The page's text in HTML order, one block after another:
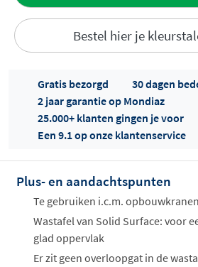
Bestel hier je
Offertes
Gratis bezorgd
30 dagen
2 jaar garantie op Mondiaz
25.000+ klanten gingen je voor
Een 9.1 op onze klantenservice
Plus- en aandachtspunten
Te gebruiken i.c.m. opbouwkranen
Wastafel van Solid Surface: voor
glad oppervlak
Er zit geen overloopgat in de